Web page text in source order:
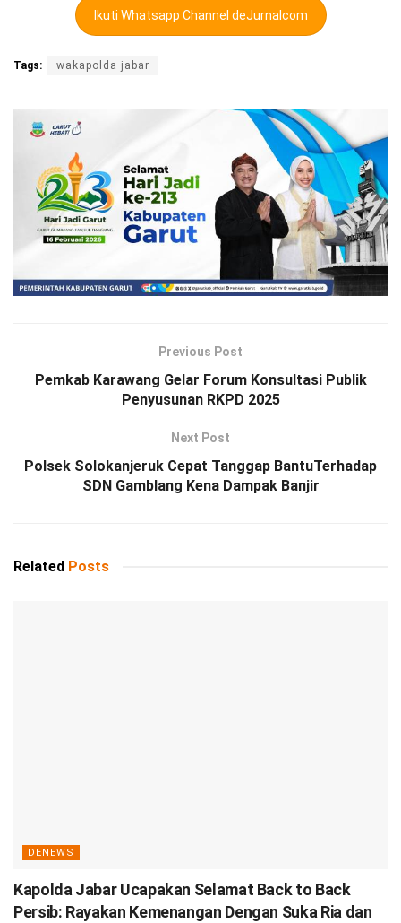
Ikuti Whatsapp Channel deJurnalcom
Tags: wakapolda jabar
Previous Post
Pemkab Karawang Gelar Forum Konsultasi Publik
Penyusunan RKPD 2025
Next Post
Polsek Solokanjeruk Cepat Tanggap BantuTerhadap
SDN Gamblang Kena Dampak Banjir
Related Posts
DENEWS
Kapolda Jabar Ucapakan Selamat Back to Back
Persib: Rayakan Kemenangan Dengan Suka Ria dan